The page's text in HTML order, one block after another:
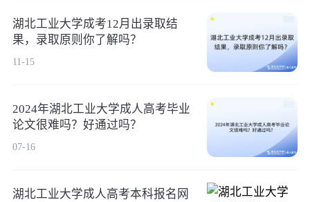
湖北工业大学成考12月出录取结
果，录取原则你了解吗？
11-15
2024年湖北工业大学成人高考毕业
论文很难吗？好通过吗？
07-16
湖北工业大学成人高考本科报名网